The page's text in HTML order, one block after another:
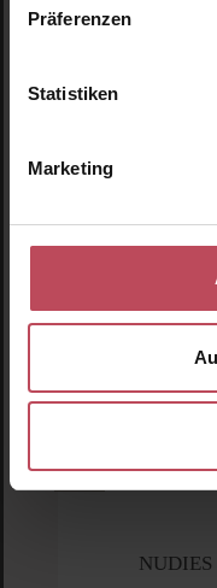
Präferenzen
Statistiken
Marketing
Ähnliche